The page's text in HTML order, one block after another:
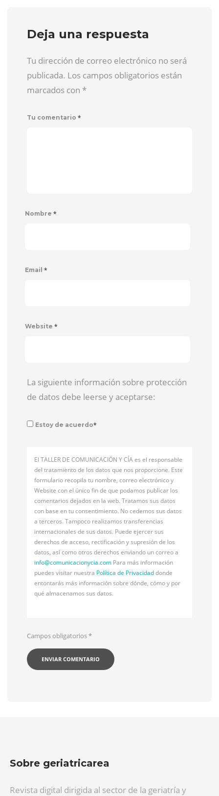
Deja una respuesta
Tu dirección de correo electrónico no será
publicada. Los campos obligatorios están
marcados con *
Tu comentario *
Nombre *
Email *
Website *
La siguiente información sobre protección
de datos debe leerse y aceptarse:
Estoy de acuerdo*
El TALLER DE COMUNICACIÓN Y CÍA es el responsable
del tratamiento de los datos que nos proporcione. Este
formulario recopila tu nombre, correo electrónico y
Website con el único fin de que podamos publicar los
comentarios dejados en la web. Tratamos sus datos
con base en tu consentimiento. No cedemos sus datos
a terceros. Tampoco realizamos transferencias
internacionales de sus datos. Puede ejercer sus
derechos de acceso, rectificación y supresión de los
datos, así como otros derechos enviando un correo a
info@comunicacionycia.com Para más información
puedes visitar nuestra Política de Privacidaddonde
entontarás más información sobre dónde, cómo y por
qué almacenamos sus datos.
Campos obligatorios*
Sobre geriatricarea
Revista digital dirigida al sector de la geriatría y